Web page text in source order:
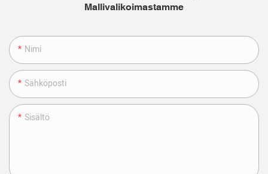
Mallivalikoimastamme
Nimi
Sähköposti
Sisältö